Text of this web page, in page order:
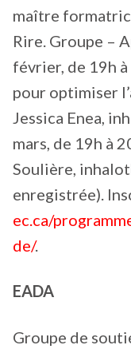
maître
Rire. Groupe –
février, de 19h
pour optimiser
Jessica Enea,
mars, de 19h à
Soulière,
enregistrée).
ec.ca/
de/.
EADA
Groupe de